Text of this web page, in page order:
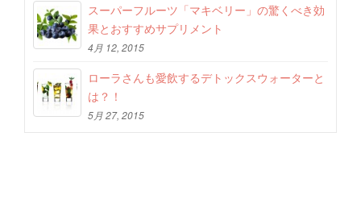
スーパーフルーツ「マキベリー」の驚くべき効
果とおすすめサプリメント
4月 12, 2015
ローラさんも愛飲するデトックスウォーターと
は？！
5月 27, 2015